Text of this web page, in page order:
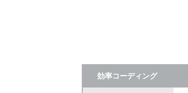
効率コーディング